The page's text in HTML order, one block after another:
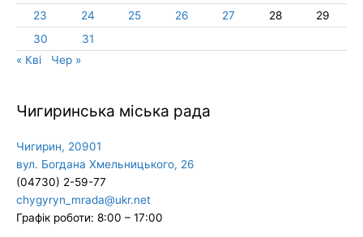
23
24 25 26 27 28
29
30
31
« Кві
Чер »
Чигиринська міська рада
Чигирин, 20901
вул. Богдана Хмельницького, 26
(04730) 2-59-77
chygyryn_mrada@ukr.net
Графік роботи: 8:00 – 17:00